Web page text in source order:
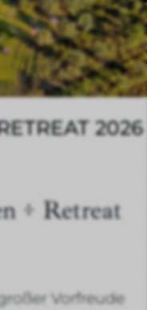
2026
÷ Retreat
Vorfreude